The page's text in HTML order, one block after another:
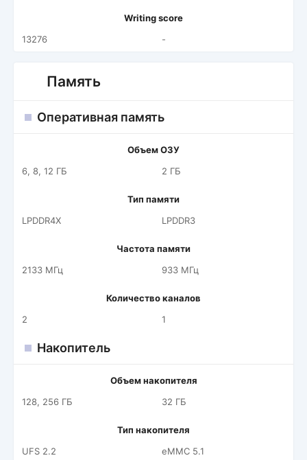
Writing score
13276
-
Память
Оперативная память
Объем ОЗУ
6, 8, 12 ГБ
2 ГБ
Тип памяти
LPDDR4X
LPDDR3
Частота памяти
2133 МГц
933 МГц
Количество каналов
2
1
Накопитель
Объем накопителя
128, 256 ГБ
32 ГБ
Тип накопителя
UFS 2.2
eMMC 5.1